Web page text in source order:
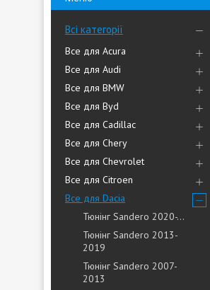
Всі категорії
Все для Acura
Все для Audi
Все для BMW
Все для Byd
Все для Cadillac
Все для Chery
Все для Chevrolet
Все для Citroen
Все для Dacia
Тюнінг Sandero 2020-...
Тюнінг Sandero 2013-
2019
Тюнінг Sandero 2007-
2013